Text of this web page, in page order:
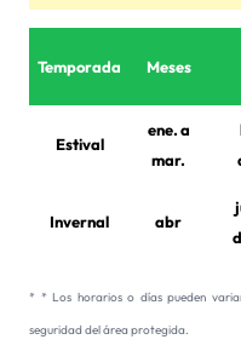
Temporada Meses
Estival
ene. a
mar.
Invernal abr
* * Los horarios o días pueden
seguridad del área protegida.